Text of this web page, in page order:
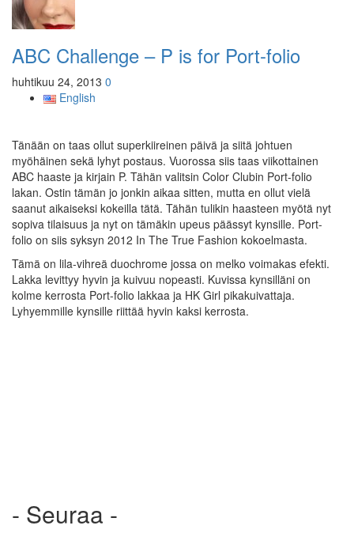
ABC Challenge – P is for Port-folio
huhtikuu 24, 2013 0
English
Tänään on taas ollut superkiireinen päivä ja siitä johtuen
myöhäinen sekä lyhyt postaus. Vuorossa siis taas viikottainen
ABC haaste ja kirjain P. Tähän valitsin Color Clubin Port-folio
lakan. Ostin tämän jo jonkin aikaa sitten, mutta en ollut vielä
saanut aikaiseksi kokeilla tätä. Tähän tulikin haasteen myötä nyt
sopiva tilaisuus ja nyt on tämäkin upeus päässyt kynsille. Port-
folio on siis syksyn 2012 In The True Fashion kokoelmasta.
Tämä on lila-vihreä duochrome jossa on melko voimakas efekti.
Lakka levittyy hyvin ja kuivuu nopeasti. Kuvissa kynsilläni on
kolme kerrosta Port-folio lakkaa ja HK Girl pikakuivattaja.
Lyhyemmille kynsille riittää hyvin kaksi kerrosta.
- Seuraa -